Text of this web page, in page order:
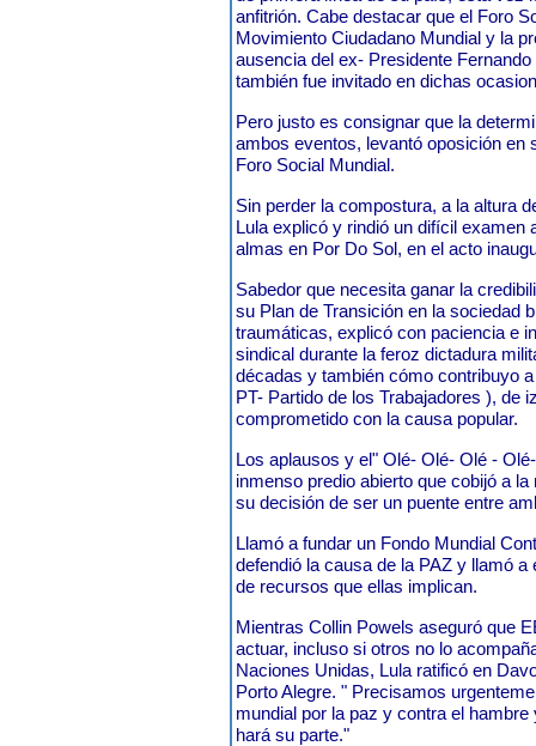
anfitrión. Cabe destacar que el Foro
Movimiento Ciudadano Mundial y la
ausencia del ex- Presidente
también fue invitado en dichas
Pero justo es consignar que la
ambos eventos, levantó oposición en
Foro Social Mundial.
Sin perder la compostura, a la altura
Lula explicó y rindió un difícil examen
almas en Por Do Sol, en el acto
Sabedor que necesita ganar la
su Plan de Transición en la sociedad
traumáticas, explicó con paciencia e
sindical durante la feroz dictadura
décadas y también cómo contribuyo
PT- Partido de los Trabajadores ), de
comprometido con la causa popular.
Los aplausos y el" Olé- Olé- Olé -
inmenso predio abierto que cobijó a
su decisión de ser un puente entre
Llamó a fundar un Fondo Mundial
defendió la causa de la PAZ y llamó
de recursos que ellas implican.
Mientras Collin Powels aseguró que
actuar, incluso si otros no lo
Naciones Unidas, Lula ratificó en
Porto Alegre. " Precisamos
mundial por la paz y contra el
hará su parte."